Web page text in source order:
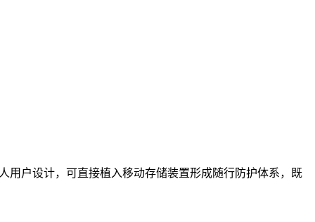
用户设计，可直接植入移动存储装置形成随行防护体系，既